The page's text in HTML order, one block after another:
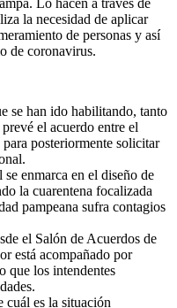
Lo hacen a través de
la necesidad de aplicar
de personas y así
de coronavirus.
se han ido habilitando, tanto
el acuerdo entre el
posteriormente solicitar
enmarca en el diseño de
la cuarentena focalizada
pampeana sufra contagios
el Salón de Acuerdos de
está acompañado por
que los intendentes
es la situación